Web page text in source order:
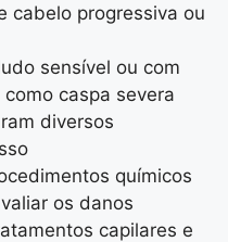
cabelo progressiva ou
sensível ou com
caspa severa
diversos
químicos
os danos
capilares e